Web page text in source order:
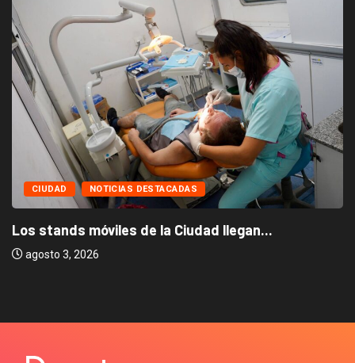
CIUDAD NOTICIAS DESTACADAS
Los stands móviles de la Ciudad llegan...
agosto 3, 2026